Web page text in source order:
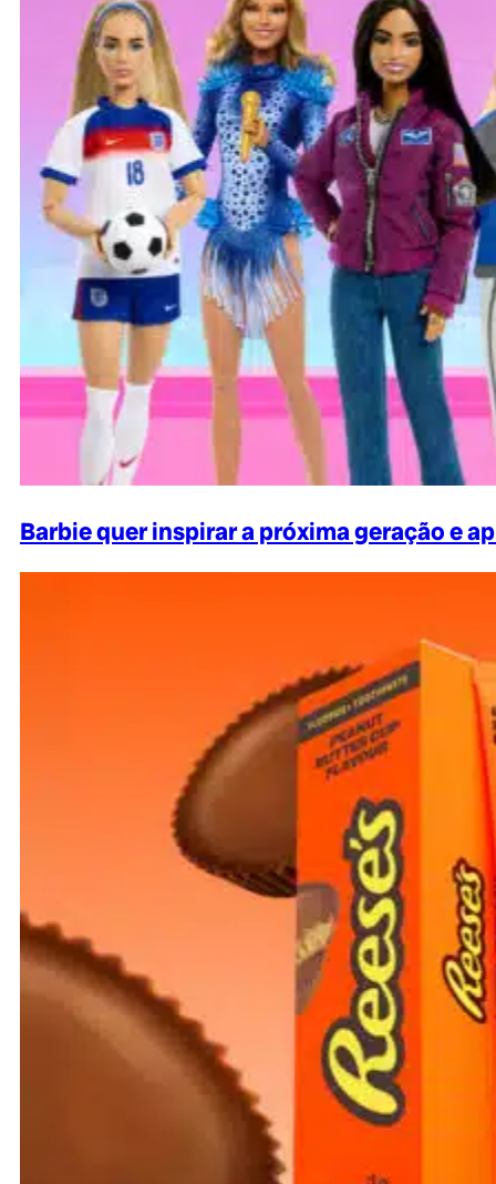
Barbie quer inspirar a próxima geração e